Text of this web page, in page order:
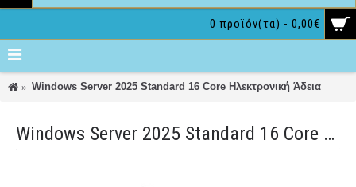
0 προϊόν(τα) - 0,00€
Windows Server 2025 Standard 16 Core Ηλεκτρονική Άδεια
Windows Server 2025 Standard 16 Core Ηλεκτρονική Άδεια